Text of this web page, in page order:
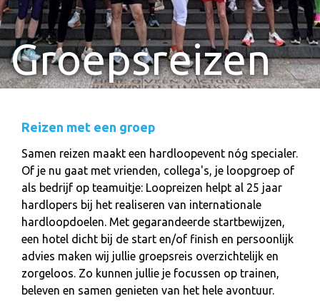
Groepsreizen
Reizen met een groep
Samen reizen maakt een hardloopevent nóg specialer.
Of je nu gaat met vrienden, collega's, je loopgroep of
als bedrijf op teamuitje: Loopreizen helpt al 25 jaar
hardlopers bij het realiseren van internationale
hardloopdoelen. Met gegarandeerde startbewijzen,
een hotel dicht bij de start en/of finish en persoonlijk
advies maken wij jullie groepsreis overzichtelijk en
zorgeloos. Zo kunnen jullie je focussen op trainen,
beleven en samen genieten van het hele avontuur.